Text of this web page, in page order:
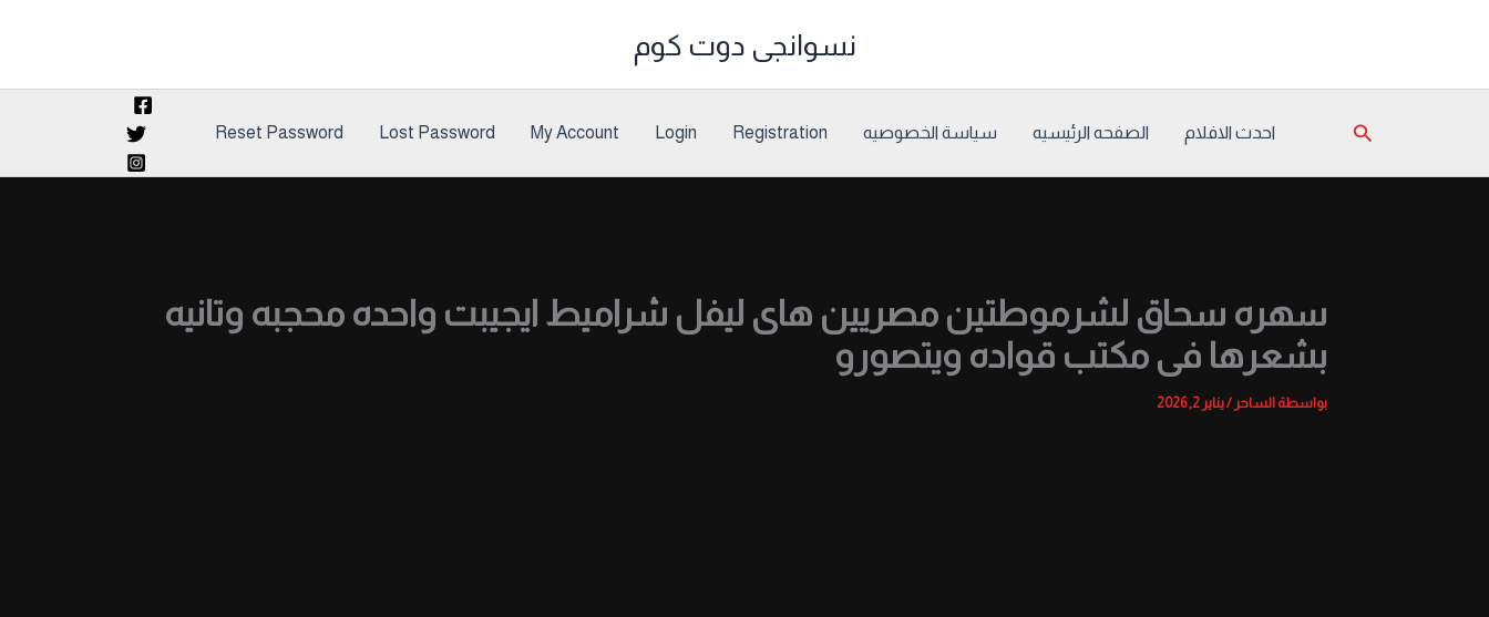
نسوانجى دوت كوم
البحث احدث الافلام الصفحه الرئيسيه سياسة الخصوصيه Registration
Login
My Account
Lost Password
Reset Password
سهره سحاق لشرموطتين مصريين هاى ليفل شراميط ايجيبت واحده محجبه وتانيه
بشعرها فى مكتب قواده ويتصورو
بواسطة الساحر/يناير 2, 2026